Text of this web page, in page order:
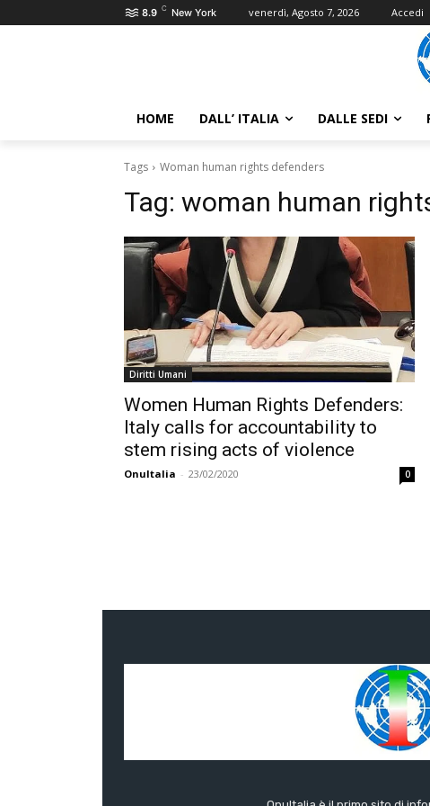
8.9 C New York venerdì, Agosto 7, 2026 Accedi
HOME DALL’ ITALIA DALLE SEDI
Tags Woman human rights defenders
Tag: woman human
Diritti Umani
Women Human Rights Defenders:
Italy calls for accountability to
stem rising acts of violence
OnuItalia - 23/02/2020 0